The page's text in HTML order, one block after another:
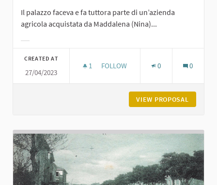
Il palazzo faceva e fa tuttora parte di un’azienda
agricola acquistata da Maddalena (Nina)...
CREATED AT
27/04/2023
1 1 FOLLOWER
FOLLOW 0 0
VIEW PROPOSAL